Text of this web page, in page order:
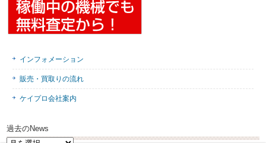
インフォメーション
販売・買取りの流れ
ケイプロ会社案内
過去のNews